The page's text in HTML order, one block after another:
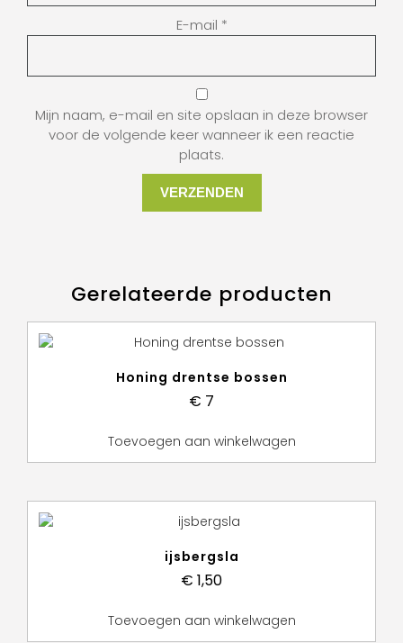
E-mail *
Mijn naam, e-mail en site opslaan in deze browser
voor de volgende keer wanneer ik een reactie
plaats.
Gerelateerde producten
Honing drentse bossen
€ 7
Toevoegen aan winkelwagen
ijsbergsla
€ 1,50
Toevoegen aan winkelwagen